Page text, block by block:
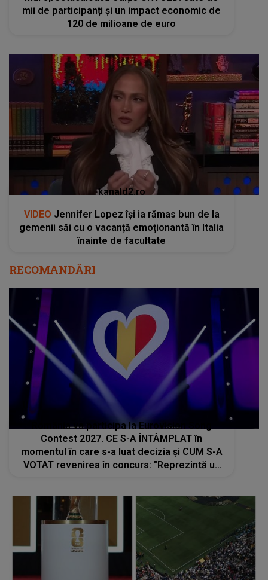
mii de participanți și un impact economic de
120 de milioane de euro
kanald2.ro
VIDEO Jennifer Lopez își ia rămas bun de la
gemenii săi cu o vacanță emoționantă în Italia
înainte de facultate
RECOMANDĂRI
România va participa la Eurovision Song
Contest 2027. CE S-A ÎNTÂMPLAT în
momentul în care s-a luat decizia și CUM S-A
VOTAT revenirea în concurs: "Reprezintă un